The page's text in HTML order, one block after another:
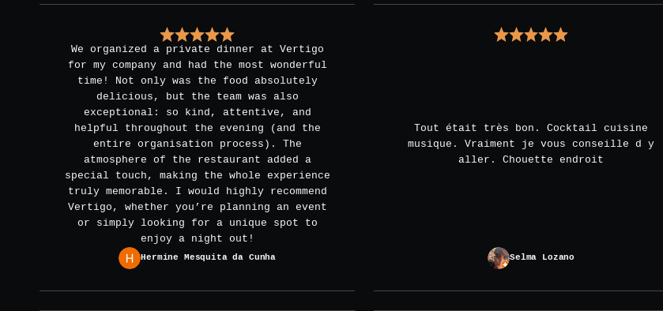
We organized a private dinner at Vertigo
for my company and had the most wonderful
time! Not only was the food absolutely
delicious, but the team was also
exceptional: so kind, attentive, and
helpful throughout the evening (and the
entire organisation process). The
atmosphere of the restaurant added a
special touch, making the whole experience
truly memorable. I would highly recommend
Vertigo, whether you’re planning an event
or simply looking for a unique spot to
enjoy a night out!
Hermine Mesquita da Cunha
Tout était très bon. Cocktail cuisine
musique. Vraiment je vous conseille d y
aller. Chouette endroit
Selma Lozano